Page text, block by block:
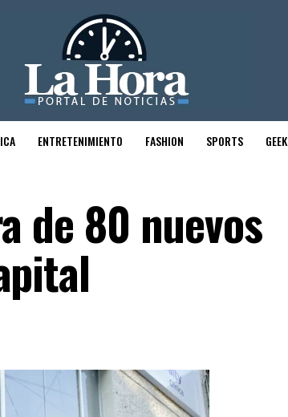
ENTRETENIMIENTO FASHION SPORTS GEEK
de 80 nuevos